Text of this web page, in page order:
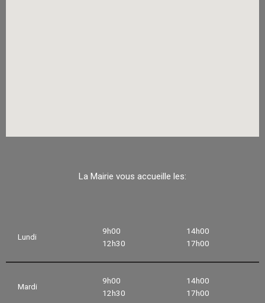
La Mairie vous accueille les:
Lundi
9h00
12h30
14h00
17h00
Mardi
9h00
12h30
14h00
17h00